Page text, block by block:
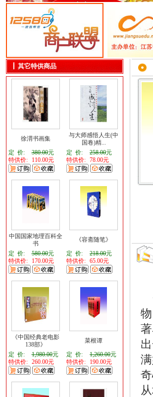
其它特供商品
徐渭书画集
定 价:
380.00元
特供价:
110.00元
与大师感悟人生(中
国卷)精...
定 价:
258.00元
特供价: 78.00元
中国国家地理百科全
书
定 价:
580.00元
特供价:
170.00元
《容斋随笔》
定 价:
218.00元
特供价: 65.00元
《中国经典老电影
138部》
定 价:
1,980.00元
特供价:
260.00元
菜根谭
定 价:
1,260.00元
特供价:
190.00元